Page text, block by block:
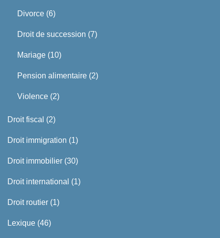
Divorce (6)
Droit de succession (7)
Mariage (10)
Pension alimentaire (2)
Violence (2)
Droit fiscal (2)
Droit immigration (1)
Droit immobilier (30)
Droit international (1)
Droit routier (1)
Lexique (46)